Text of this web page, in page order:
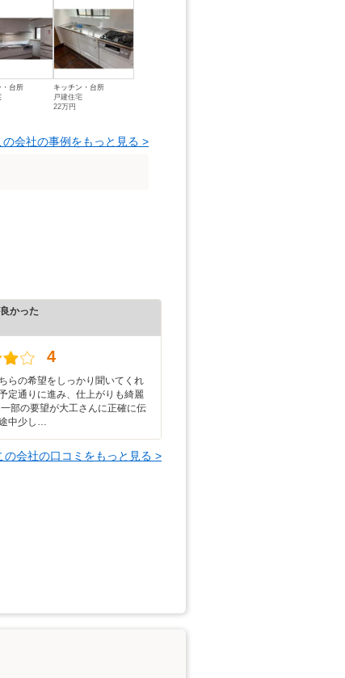
・台所
キッチン・台所
戸建住宅
22万円
の会社の事例をもっと見る >
かった
4
らの希望をしっかり聞いてくれ
定通りに進み、仕上がりも綺麗
部の要望が大工さんに正確に伝
中少し…
の会社の口コミをもっと見る >